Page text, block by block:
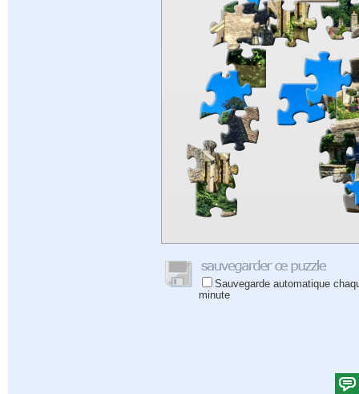
Sauvegarde automatique
minute